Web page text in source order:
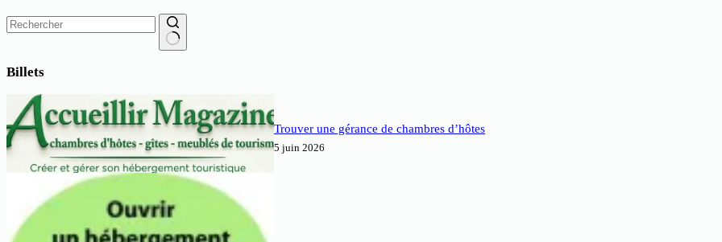
résultat
Billets
Trouver une gérance de chambres d’hôtes
5 juin 2026